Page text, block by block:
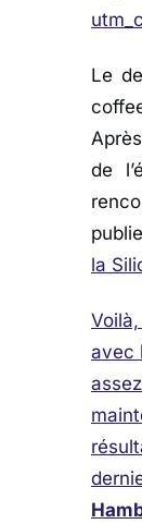
Le
de
la
avec
assez